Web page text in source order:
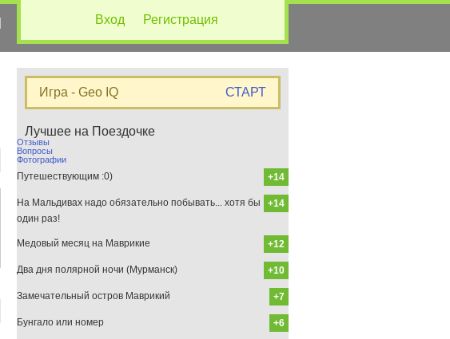
Вход Регистрация
Игра - Geo IQ СТАРТ
Лучшее на Поездочке
Отзывы
Вопросы
Фотографии
+14
Путешествующим :0)
+14
На Мальдивах надо обязательно побывать... хотя бы
один раз!
+12
Медовый месяц на Маврикие
+10
Два дня полярной ночи (Мурманск)
+7
Замечательный остров Маврикий
+6
Бунгало или номер